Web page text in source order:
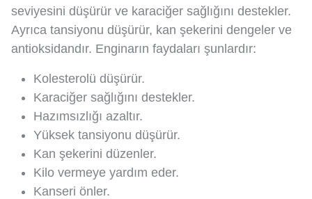
seviyesini düşürür ve karaciğer sağlığını destekler.
Ayrıca tansiyonu düşürür, kan şekerini dengeler ve
antioksidandır. Enginarın faydaları şunlardır:
Kolesterolü düşürür.
Karaciğer sağlığını destekler.
Hazımsızlığı azaltır.
Yüksek tansiyonu düşürür.
Kan şekerini düzenler.
Kilo vermeye yardım eder.
Kanseri önler.